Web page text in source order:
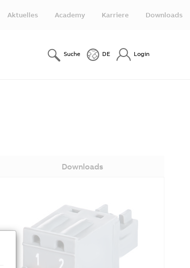
Aktuelles Academy Karriere Downloads
Suche DE Login
Downloads